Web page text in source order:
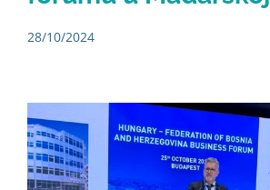
28/10/2024